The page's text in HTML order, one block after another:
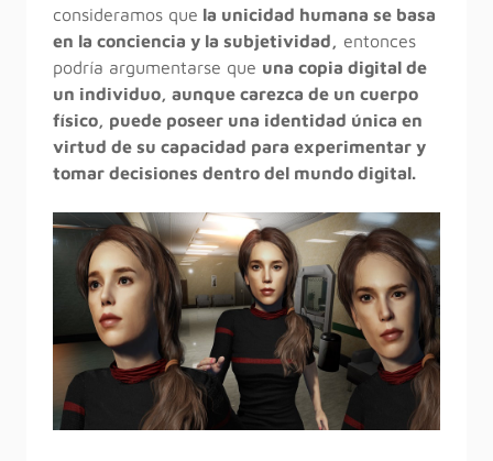
consideramos que la unicidad humana se basa
en la conciencia y la subjetividad, entonces
podría argumentarse que una copia digital de
un individuo, aunque carezca de un cuerpo
físico, puede poseer una identidad única en
virtud de su capacidad para experimentar y
tomar decisiones dentro del mundo digital.